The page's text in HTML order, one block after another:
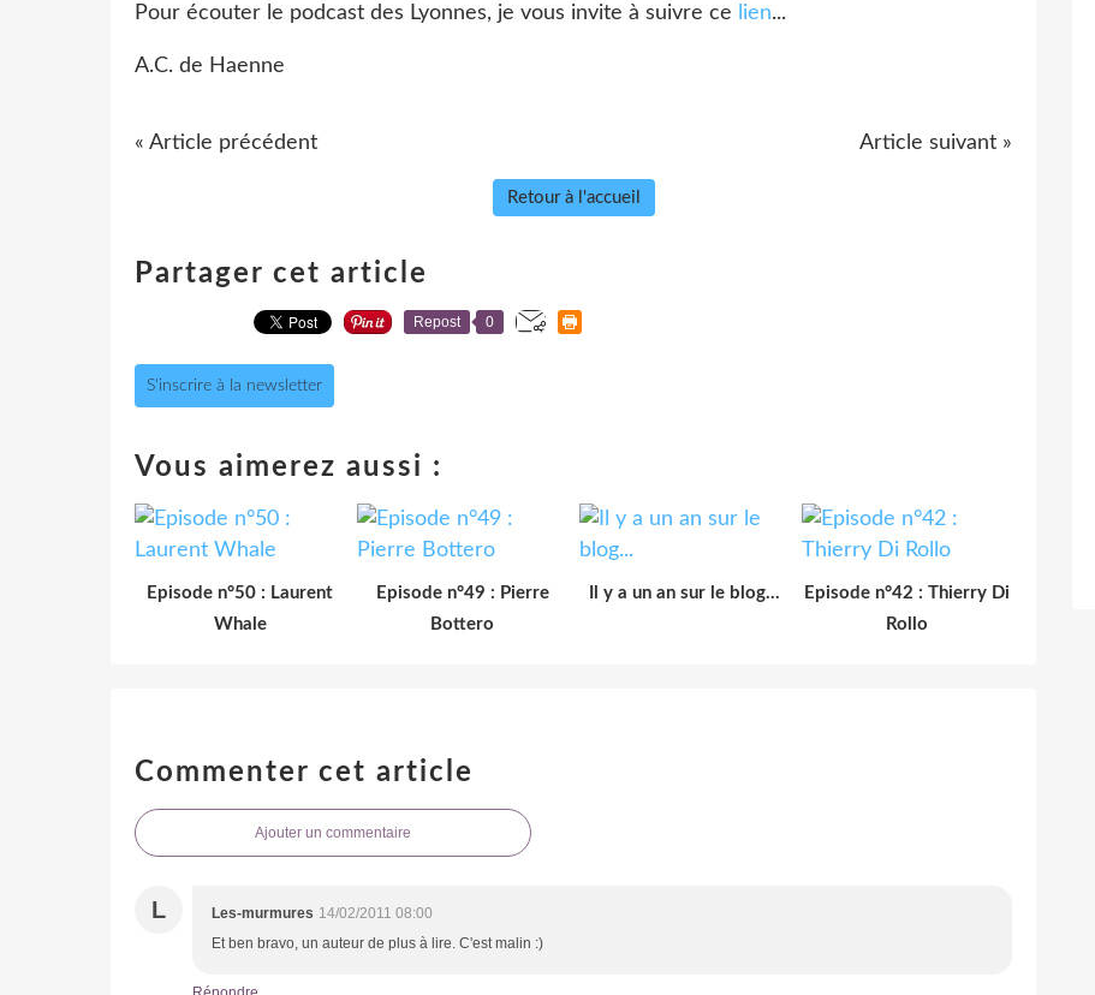
Pour écouter le podcast des Lyonnes, je vous invite à suivre ce lien...
A.C. de Haenne
« Article précédent Article suivant »
Retour à l'accueil
Partager cet article
Repost 0
S'inscrire à la newsletter
Vous aimerez aussi :
Episode n°50 : Laurent
Whale
Episode n°49 : Pierre
Bottero
Il y a un an sur le blog...
Episode n°42 : Thierry Di
Rollo
Commenter cet article
Ajouter un commentaire
L Les-murmures 14/02/2011 08:00
Et ben bravo, un auteur de plus à lire. C'est malin :)